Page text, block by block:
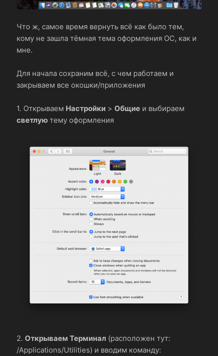
Что ж, самое время вернуть всё как было тем,
кому не зашла тёмная тема оформления ОС, как и
мне.
Для начала сохраним всё, с чем работаем и
закрываем все окошки/приложения
1. Открываем Настройки >Общие и выбираем
светлую тему оформления
2.Открываем Терминал (расположен тут:
/Applications/Utilities) и вводим команду: